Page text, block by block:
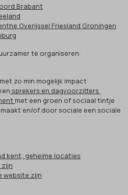
Brabant
Overijssel Friesland Groningen
te organiseren:
met zo min mogelijk impact
sprekers en dagvoorzitters
met een groen of sociaal tintje
en/of door sociale een sociale
kent, geheime locaties
website zijn